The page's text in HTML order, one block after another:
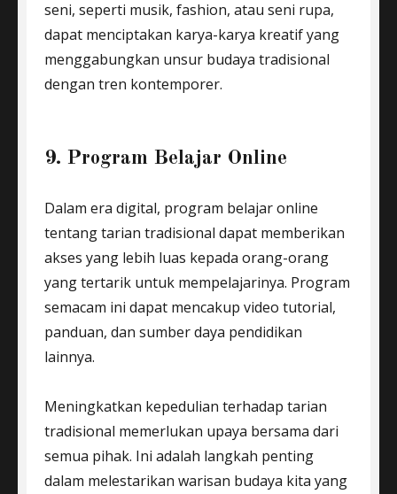
seni, seperti musik, fashion, atau seni rupa,
dapat menciptakan karya-karya kreatif yang
menggabungkan unsur budaya tradisional
dengan tren kontemporer.
9. Program Belajar Online
Dalam era digital, program belajar online
tentang tarian tradisional dapat memberikan
akses yang lebih luas kepada orang-orang
yang tertarik untuk mempelajarinya. Program
semacam ini dapat mencakup video tutorial,
panduan, dan sumber daya pendidikan
lainnya.
Meningkatkan kepedulian terhadap tarian
tradisional memerlukan upaya bersama dari
semua pihak. Ini adalah langkah penting
dalam melestarikan warisan budaya kita yang